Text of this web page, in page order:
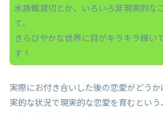
水族館貸切とか、いろいろ非現実的な
て、
きらびやかな世界に目がキラキラ輝い
す！
実際にお付き合いした後の恋愛がどう
実的な状況で現実的な恋愛を育むとい